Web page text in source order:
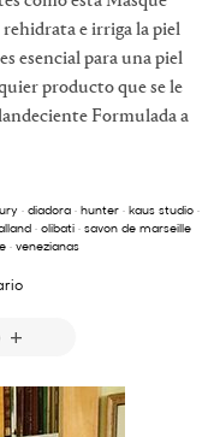
e irriga la piel
esencial para una piel
producto que se le
Formulada a
· diadora · hunter · kaus studio ·
· olibati· savon de marseille
· venezianas